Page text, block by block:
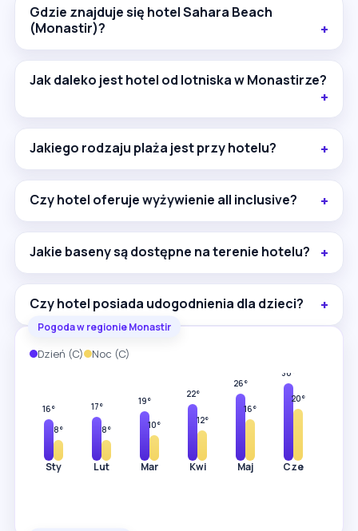
bogatą ofertą sportową i rozrywkową, także dla
rodzin z dziećmi.
Gdzie znajduje się hotel Sahara Beach
(Monastir)?
Jak daleko jest hotel od lotniska w Monastirze?
Jakiego rodzaju plaża jest przy hotelu?
Czy hotel oferuje wyżywienie all inclusive?
Jakie baseny są dostępne na terenie hotelu?
Czy hotel posiada udogodnienia dla dzieci?
Pogoda w regionie Monastir
Dzień (C) Noc (C)
16°
8°
Sty
17°
8°
Lut
19°
10°
Mar
22°
12°
Kwi
26°
16°
Maj
30°
20°
Cze